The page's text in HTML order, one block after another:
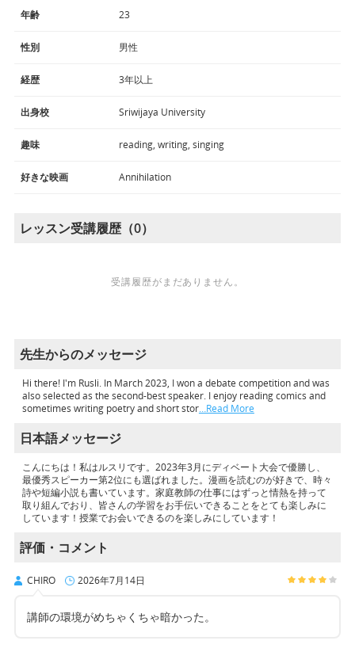
年齢 23
性別 男性
経歴 3年以上
出身校 Sriwijaya University
趣味 reading, writing, singing
好きな映画 Annihilation
レッスン受講履歴（0）
受講履歴がまだありません。
先生からのメッセージ
Hi there! I'm Rusli. In March 2023, I won a debate competition and was
also selected as the second-best speaker. I enjoy reading comics and
sometimes writing poetry and short stor…Read More
日本語メッセージ
こんにちは！私はルスリです。2023年3月にディベート大会で優勝し、
最優秀スピーカー第2位にも選ばれました。漫画を読むのが好きで、時々
詩や短編小説も書いています。家庭教師の仕事にはずっと情熱を持って
取り組んでおり、皆さんの学習をお手伝いできることをとても楽しみに
しています！授業でお会いできるのを楽しみにしています！
評価・コメント
CHIRO 2026年7月14日
講師の環境がめちゃくちゃ暗かった。